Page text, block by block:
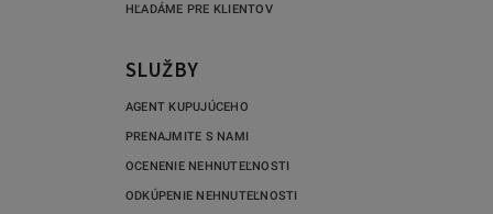
HĽADÁME PRE KLIENTOV
SLUŽBY
AGENT KUPUJÚCEHO
PRENAJMITE S NAMI
OCENENIE NEHNUTEĽNOSTI
ODKÚPENIE NEHNUTEĽNOSTI